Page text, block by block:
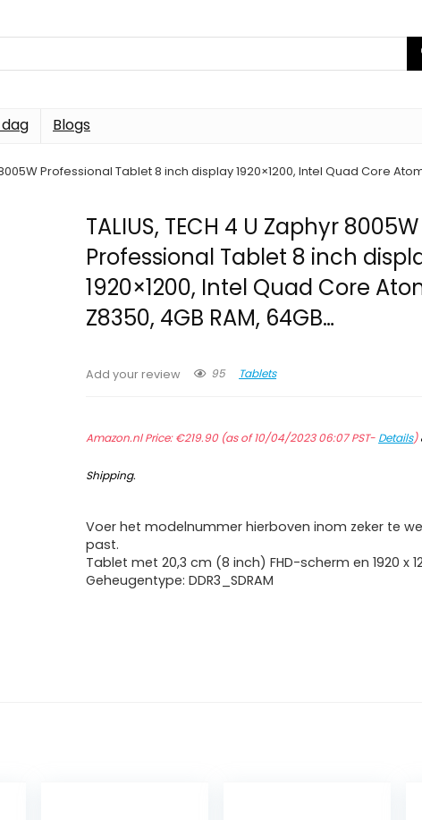
Blogs
8005W Professional Tablet 8 inch display 1920×1200, Intel Quad Core
TALIUS, TECH 4 U Zaphyr 8005W
Professional Tablet 8 inch
1920×1200, Intel Quad Core
Z8350, 4GB RAM, 64GB…
Add your review 95 Tablets
Amazon.nl Price:€219.90(as of 10/04/2023 06:07 PST- Details)
Shipping.
Voer het modelnummer hierboven inom zeker te
past.
Tablet met 20,3 cm (8 inch) FHD-scherm en 1920 x
Geheugentype: DDR3_SDRAM